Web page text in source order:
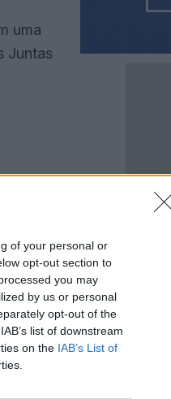
of your personal or
opt-out section to
you may
by us or personal
opt-out of the
list of downstream
on the IAB’s List of
uma
Juntas